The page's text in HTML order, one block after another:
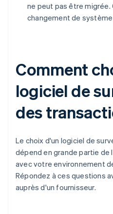
ne peut pas être migrée.
changement de système
Comment
logiciel de
des
Le choix d'un logiciel de
dépend en grande partie
avec votre environnement
Répondez à ces questions
auprès d'un fournisseur.